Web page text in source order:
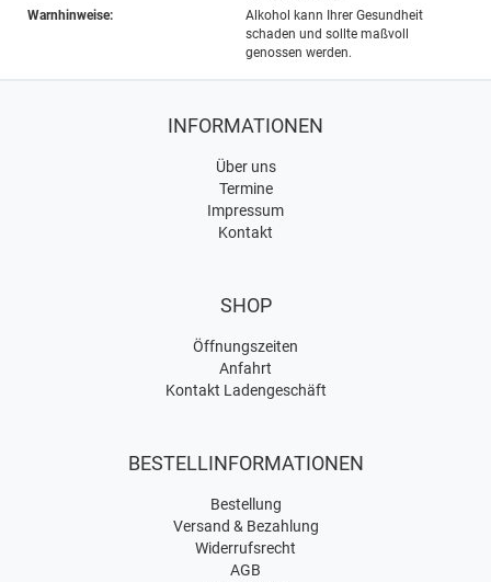
Warnhinweise:
Alkohol kann Ihrer Gesundheit
schaden und sollte maßvoll
genossen werden.
INFORMATIONEN
Über uns
Termine
Impressum
Kontakt
SHOP
Öffnungszeiten
Anfahrt
Kontakt Ladengeschäft
BESTELLINFORMATIONEN
Bestellung
Versand & Bezahlung
Widerrufsrecht
AGB